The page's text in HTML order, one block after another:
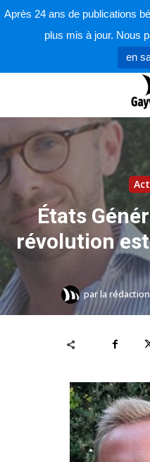
Après 24 ans de publications
plus mis à jour. Nous
en
États
révolution
parla rédaction